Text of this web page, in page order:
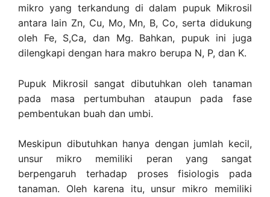
mikro yang terkandung di dalam pupuk Mikrosil
antara lain Zn, Cu, Mo, Mn, B, Co, serta didukung
oleh Fe, S,Ca, dan Mg. Bahkan, pupuk ini juga
dilengkapi dengan hara makro berupa N, P, dan K.
Pupuk Mikrosil sangat dibutuhkan oleh tanaman
pada masa pertumbuhan ataupun pada fase
pembentukan buah dan umbi.
Meskipun dibutuhkan hanya dengan jumlah kecil,
unsur mikro memiliki peran yang sangat
berpengaruh terhadap proses fisiologis pada
tanaman. Oleh karena itu, unsur mikro memiliki